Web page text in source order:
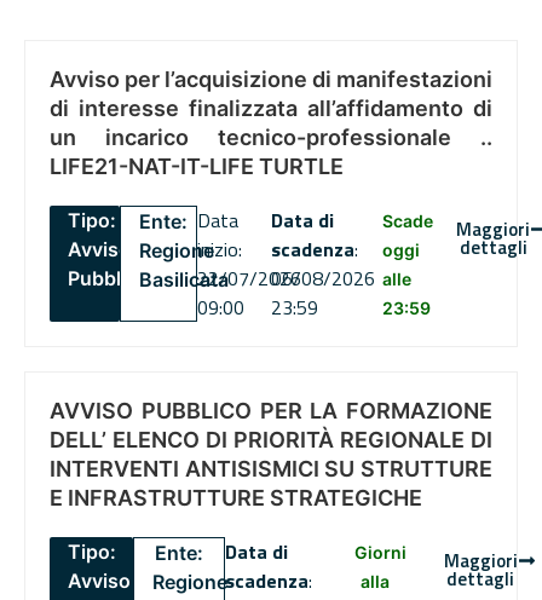
Avviso per l’acquisizione di manifestazioni
di interesse finalizzata all’affidamento di
un incarico tecnico-professionale ..
LIFE21-NAT-IT-LIFE TURTLE
Tipo:
Avviso
Pubblico
Ente:
Regione
Basilicata
Data
inizio:
22/07/2026
09:00
Data di
scadenza:
06/08/2026
23:59
Scade
oggi
alle
23:59
Maggiori
dettagli
AVVISO PUBBLICO PER LA FORMAZIONE
DELL’ ELENCO DI PRIORITÀ REGIONALE DI
INTERVENTI ANTISISMICI SU STRUTTURE
E INFRASTRUTTURE STRATEGICHE
Tipo:
Avviso
Ente:
Regione
Data di
scadenza:
Giorni
alla
Maggiori
dettagli